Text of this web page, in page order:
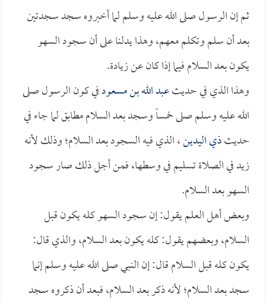
ثم إن الرسول صلى الله عليه وسلم لما أخبروه سجد سجدتين
بعد أن سلم وتكلم معهم، وهذا يدلنا على أن سجود السهو
يكون بعد السلام فيما إذا كان عن زيادة.
وهذا الذي في حديثعبد الله بن مسعودفي كون الرسول صلى
الله عليه وسلم صلى خمساً وسجد بعد السلام مطابق لما جاء في
حديثذي اليدين، الذي فيه السجود بعد السلام؛ وذلك لأنه
زيد في الصلاة تسليم في وسطها، فمن أجل ذلك صار سجود
السهو بعد السلام.
وبعض أهل العلم يقول: إن سجود السهو كله يكون قبل
السلام، وبعضهم يقول: كله يكون بعد السلام، والذي قال:
يكون كله قبل السلام قال: إن النبي صلى الله عليه وسلم إنما
سجد بعد السلام؛ لأنه ذكر بعد السلام، فبعد أن ذكروه سجد